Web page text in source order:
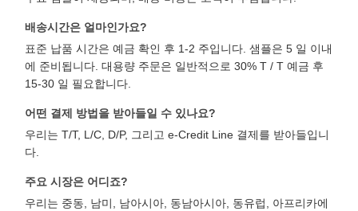
배송시간은 얼마인가요?
표준 납품 시간은 예금 확인 후 1-2 주입니다. 샘플은 5 일 이내
에 준비됩니다. 대용량 주문은 일반적으로 30% T / T 예금 후
15-30 일 필요합니다.
어떤 결제 방법을 받아들일 수 있나요?
우리는 T/T, L/C, D/P, 그리고 e-Credit Line 결제를 받아들입니
다.
주요 시장은 어디죠?
우리는 중동, 남미, 남아시아, 동남아시아, 동유럽, 아프리카에